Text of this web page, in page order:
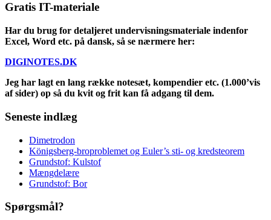
Gratis IT-materiale
Har du brug for detaljeret undervisningsmateriale indenfor
Excel, Word etc. på dansk, så se nærmere her:
DIGINOTES.DK
Jeg har lagt en lang række notesæt, kompendier etc. (1.000’vis
af sider) op så du kvit og frit kan få adgang til dem.
Seneste indlæg
Dimetrodon
Königsberg-broproblemet og Euler’s sti- og kredsteorem
Grundstof: Kulstof
Mængdelære
Grundstof: Bor
Spørgsmål?